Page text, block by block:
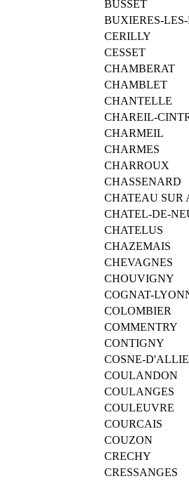
BUSSET
BUXIERES-
CERILLY
CESSET
CHAMBERAT
CHAMBLET
CHANTELLE
CHAREIL-
CHARMEIL
CHARMES
CHARROUX
CHASSENARD
CHATEAU SUR
CHATEL-DE-
CHATELUS
CHAZEMAIS
CHEVAGNES
CHOUVIGNY
COGNAT-
COLOMBIER
COMMENTRY
CONTIGNY
COSNE-
COULANDON
COULANGES
COULEUVRE
COURCAIS
COUZON
CRECHY
CRESSANGES